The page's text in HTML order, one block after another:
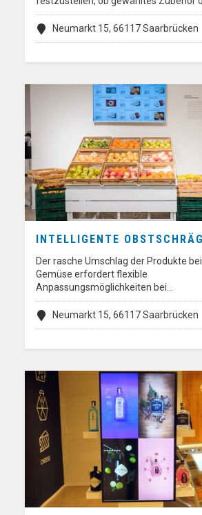
Neumarkt 15, 66117 Saarbrücken
INTELLIGENTE
Der rasche Umschlag der Produkte
Gemüse erfordert flexible
Anpassungsmöglichkeiten bei…
Neumarkt 15, 66117 Saarbrücken